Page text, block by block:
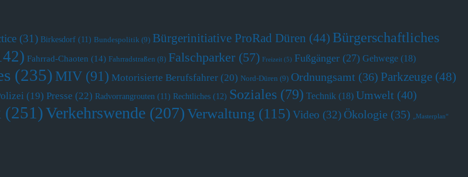
(31) Birkesdorf (11) Bundespolitik (9) Bürgerinitiative ProRad Düren (44) Bürgerschaftliches
Fahrrad-Chaoten (14) Fahrradstraßen (8) Falschparker (57) Freizeit (5) Fußgänger (27) Gehwege (18)
(235) MIV (91) Motorisierte Berufsfahrer (20) Nord-Düren (9) Ordnungsamt (36) Parkzeuge (48)
(19) Presse (22) Radvorrangrouten (11) Rechtliches (12) Soziales (79) Technik (18) Umwelt (40)
(251)Verkehrswende (207)Verwaltung (115) Video (32) Ökologie (35)
„Masterplan“